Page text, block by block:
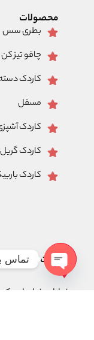
محصولات
بطری سس
چاقو تیز کن
کاردک
مسقل
کاردک
کاردک گریل
کاردک
اطلاعات تماس
خیابان خراسان،
تماس